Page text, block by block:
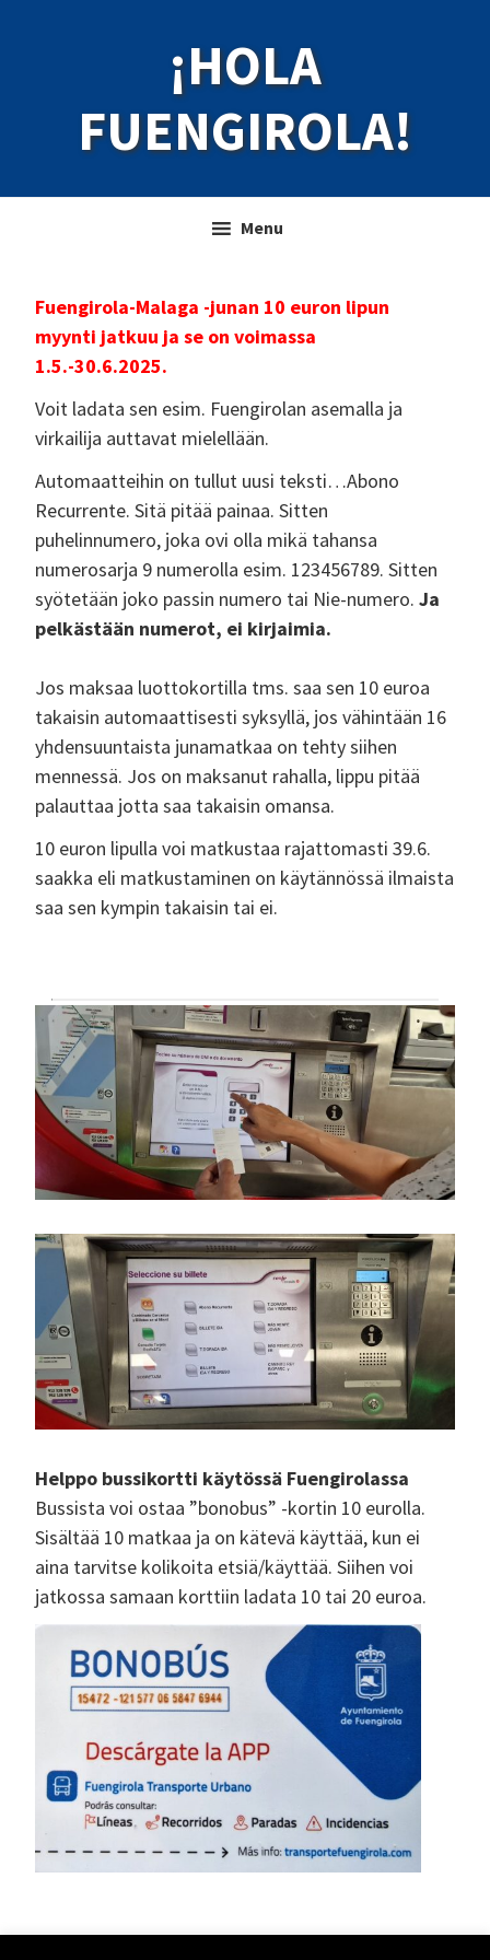
¡HOLA
FUENGIROLA!
Menu
Fuengirola-Malaga -junan 10 euron lipun
myynti jatkuu ja se on voimassa
1.5.-30.6.2025.
Voit ladata sen esim. Fuengirolan asemalla ja
virkailija auttavat mielellään.
Automaatteihin on tullut uusi teksti…Abono
Recurrente. Sitä pitää painaa. Sitten
puhelinnumero, joka ovi olla mikä tahansa
numerosarja 9 numerolla esim. 123456789. Sitten
syötetään joko passin numero tai Nie-numero.Ja
pelkästään numerot, ei kirjaimia.
Jos maksaa luottokortilla tms. saa sen 10 euroa
takaisin automaattisesti syksyllä, jos vähintään 16
yhdensuuntaista junamatkaa on tehty siihen
mennessä. Jos on maksanut rahalla, lippu pitää
palauttaa jotta saa takaisin omansa.
10 euron lipulla voi matkustaa rajattomasti 39.6.
saakka eli matkustaminen on käytännössä ilmaista
saa sen kympin takaisin tai ei.
Helppo bussikortti käytössä Fuengirolassa
Bussista voi ostaa ”bonobus” -kortin 10 eurolla.
Sisältää 10 matkaa ja on kätevä käyttää, kun ei
aina tarvitse kolikoita etsiä/käyttää. Siihen voi
jatkossa samaan korttiin ladata 10 tai 20 euroa.